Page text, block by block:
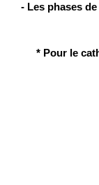
- Les phases
* Pour le